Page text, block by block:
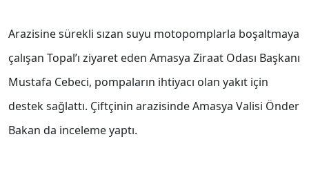
Arazisine sürekli sızan suyu motopomplarla boşaltmaya
çalışan Topal’ı ziyaret eden Amasya Ziraat Odası Başkanı
Mustafa Cebeci, pompaların ihtiyacı olan yakıt için
destek sağlattı. Çiftçinin arazisinde Amasya Valisi Önder
Bakan da inceleme yaptı.